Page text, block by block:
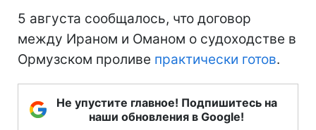
5 августа сообщалось, что договор
между Ираном и Оманом о судоходстве в
Ормузском проливе практически готов.
Не упустите главное! Подпишитесь на
наши обновления в Google!